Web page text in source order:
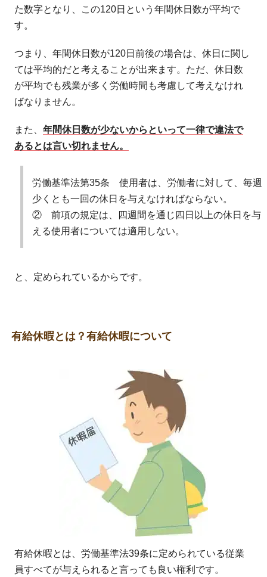
た数字となり、この120日という年間休日数が平均で
す。
つまり、年間休日数が120日前後の場合は、休日に関し
ては平均的だと考えることが出来ます。ただ、休日数
が平均でも残業が多く労働時間も考慮して考えなけれ
ばなりません。
また、年間休日数が少ないからといって一律で違法で
あるとは言い切れません。
労働基準法第35条 使用者は、労働者に対して、毎週
少くとも一回の休日を与えなければならない。
② 前項の規定は、四週間を通じ四日以上の休日を与
える使用者については適用しない。
と、定められているからです。
有給休暇とは？有給休暇について
有給休暇とは、労働基準法39条に定められている従業
員すべてが与えられると言っても良い権利です。